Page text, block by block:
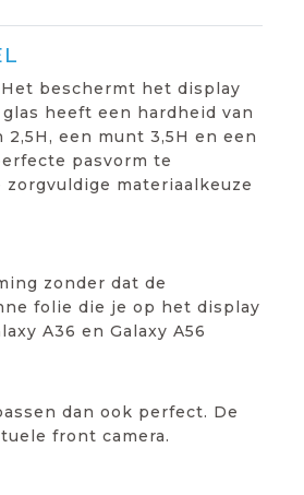
beschermt het display
heeft een hardheid van
een munt 3,5H en een
pasvorm te
materiaalkeuze
zonder dat de
folie die je op het display
A36 en Galaxy A56
dan ook perfect. De
front camera.